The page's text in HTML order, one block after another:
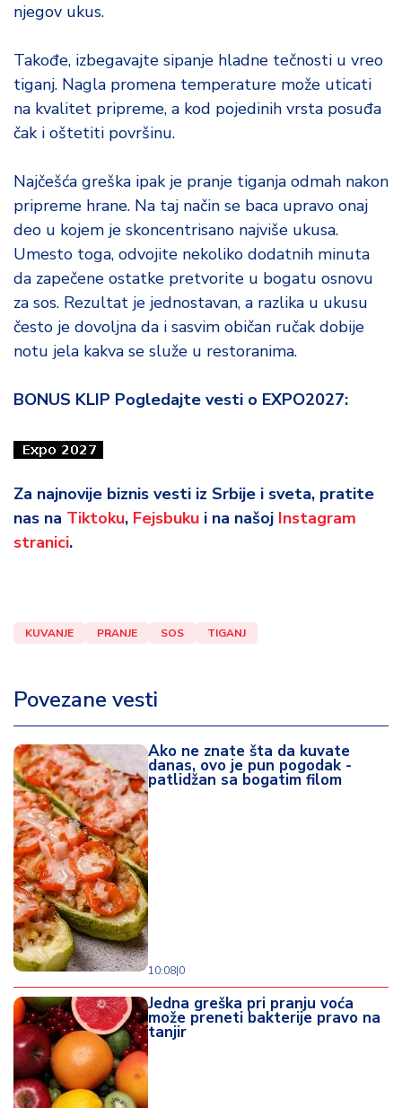
njegov ukus.
Takođe, izbegavajte sipanje hladne tečnosti u vreo
tiganj. Nagla promena temperature može uticati
na kvalitet pripreme, a kod pojedinih vrsta posuđa
čak i oštetiti površinu.
Najčešća greška ipak je pranje tiganja odmah nakon
pripreme hrane. Na taj način se baca upravo onaj
deo u kojem je skoncentrisano najviše ukusa.
Umesto toga, odvojite nekoliko dodatnih minuta
da zapečene ostatke pretvorite u bogatu osnovu
za sos. Rezultat je jednostavan, a razlika u ukusu
često je dovoljna da i sasvim običan ručak dobije
notu jela kakva se služe u restoranima.
BONUS KLIP Pogledajte vesti o EXPO2027:
Za najnovije biznis vesti iz Srbije i sveta, pratite
nas na Tiktoku, Fejsbuku i na našoj Instagram
stranici.
KUVANJE PRANJE SOS TIGANJ
Povezane vesti
Ako ne znate šta da kuvate
danas, ovo je pun pogodak -
patlidžan sa bogatim filom
10:08|0
Jedna greška pri pranju voća
može preneti bakterije pravo na
tanjir